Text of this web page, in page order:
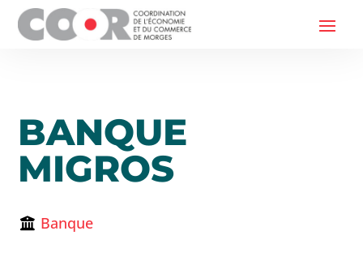
BANQUE
MIGROS
Banque